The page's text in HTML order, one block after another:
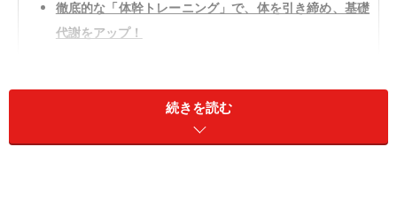
徹底的な「体幹トレーニング」で、体を引き締め、基礎
代謝をアップ！
大筋群を鍛える
負荷を頭上に掲げて深く沈む極真流「オーバーヘッドス
クワット」
続きを読む